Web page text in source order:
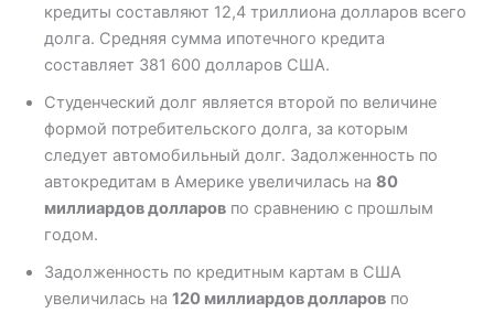
кредиты составляют 12,4 триллиона долларов всего
долга. Средняя сумма ипотечного кредита
составляет 381 600 долларов США.
Студенческий долг является второй по величине
формой потребительского долга, за которым
следует автомобильный долг. Задолженность по
автокредитам в Америке увеличилась на 80
миллиардов долларов по сравнению с прошлым
годом.
Задолженность по кредитным картам в США
увеличилась на 120 миллиардов долларов по